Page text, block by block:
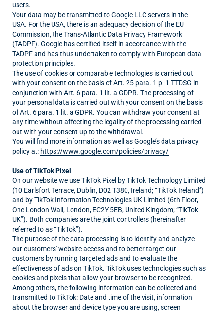
users.
Your data may be transmitted to Google LLC servers in the
USA. For the USA, there is an adequacy decision of the EU
Commission, the Trans-Atlantic Data Privacy Framework
(TADPF). Google has certified itself in accordance with the
TADPF and has thus undertaken to comply with European data
protection principles.
The use of cookies or comparable technologies is carried out
with your consent on the basis of Art. 25 para. 1 p. 1 TTDSG in
conjunction with Art. 6 para. 1 lit. a GDPR. The processing of
your personal data is carried out with your consent on the basis
of Art. 6 para. 1 lit. a GDPR. You can withdraw your consent at
any time without affecting the legality of the processing carried
out with your consent up to the withdrawal.
You will find more information as well as Google’s data privacy
policy at: https://www.google.com/policies/privacy/
Use of TikTok Pixel
On our website we use TikTok Pixel by TikTok Technology Limited
(10 Earlsfort Terrace, Dublin, D02 T380, Ireland; “TikTok Ireland”)
and by TikTok Information Technologies UK Limited (6th Floor,
One London Wall, London, EC2Y 5EB, United Kingdom; “TikTok
UK”). Both companies are the joint controllers (hereinafter
referred to as “TikTok”).
The purpose of the data processing is to identify and analyze
our customers' website access and to better target our
customers by running targeted ads and to evaluate the
effectiveness of ads on TikTok. TikTok uses technologies such as
cookies and pixels that allow your browser to be recognized.
Among others, the following information can be collected and
transmitted to TikTok: Date and time of the visit, information
about the browser and device type you are using, screen